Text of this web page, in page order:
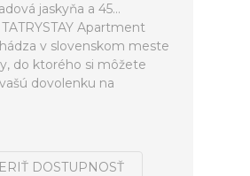
jaskyňa a 45...
Apartment
v slovenskom meste
do ktorého si môžete
dovolenku na
DOSTUPNOSŤ